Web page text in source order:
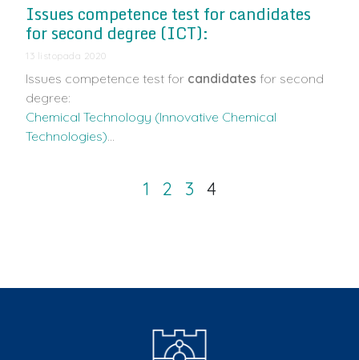
Issues competence test for candidates
for second degree (ICT):
13 listopada 2020
Issues competence test for candidates for second
degree:
Chemical Technology (Innovative Chemical
Technologies)…
1 2 3 4